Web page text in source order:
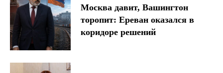
Москва давит, Вашингтон
торопит: Ереван оказался в
коридоре решений